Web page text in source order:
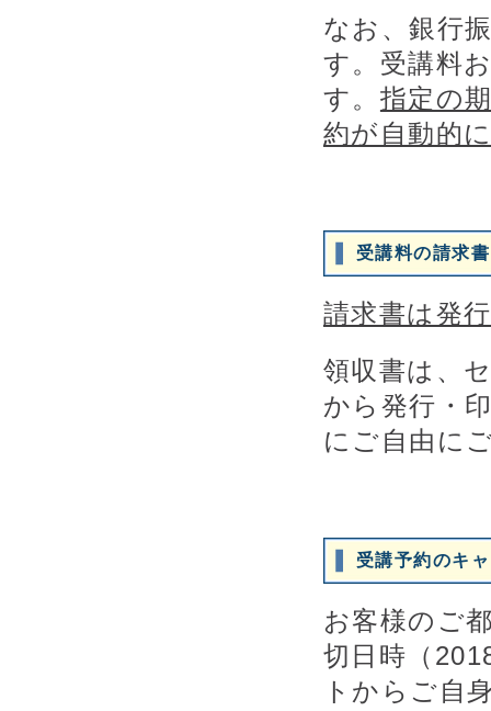
なお、銀行
す。受講料
す。 指定の
約が自動的
受講料の請求
請求書は発
領収書は、
から発行・
にご自由に
受講予約のキ
お客様のご
切日時（
トからご自